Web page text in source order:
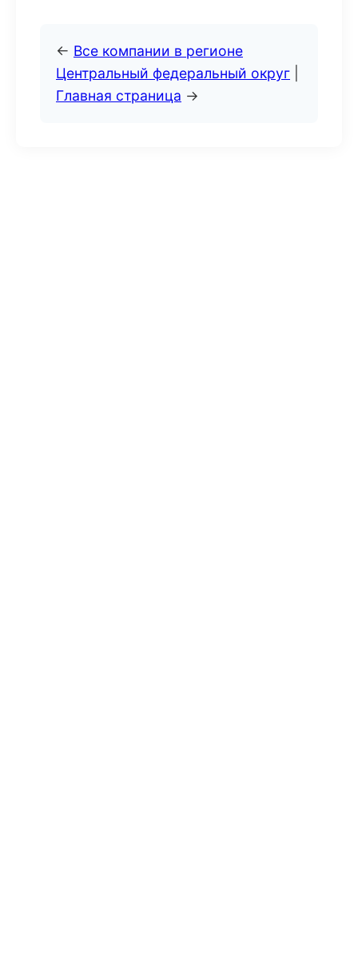
← Все компании в регионе
Центральный федеральный округ
Главная страница →